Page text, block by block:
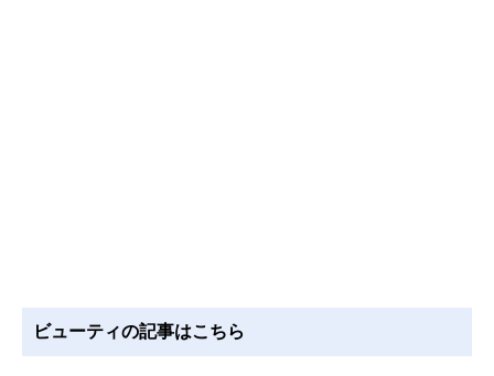
ビューティの記事はこちら